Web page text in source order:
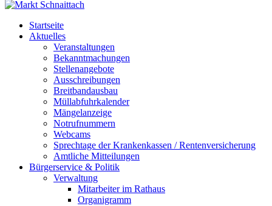
Startseite
Aktuelles
Veranstaltungen
Bekanntmachungen
Stellenangebote
Ausschreibungen
Breitbandausbau
Müllabfuhrkalender
Mängelanzeige
Notrufnummern
Webcams
Sprechtage der Krankenkassen / Rentenversicherung
Amtliche Mitteilungen
Bürgerservice & Politik
Verwaltung
Mitarbeiter im Rathaus
Organigramm